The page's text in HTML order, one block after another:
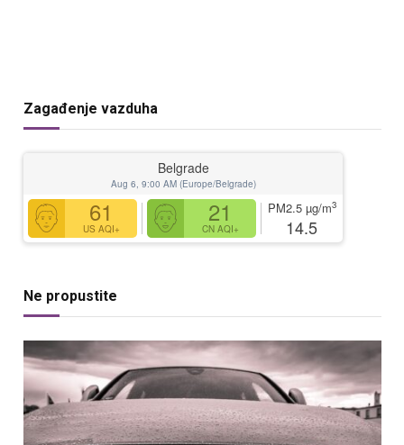
Zagađenje vazduha
Belgrade
Aug 6, 9:00 AM (Europe/Belgrade)
61
US AQI+
21
CN AQI+
PM2.5 µg/m3
14.5
Ne propustite